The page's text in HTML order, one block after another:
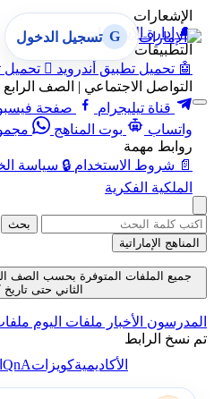
الإشعارات
🔔 إدارة الإشعارات
التطبيقات
🤖 تحميل تطبيق أندرويد  تحميل
التواصل الاجتماعي | الصف الرابع
قناة تيليجرام
صفحة
واتساب
بوت المناهج
روابط مهمة
📄 شروط الاستخدام 🔒 سياسة
الملكية الفكرية
G تسجيل الدخول
بحث
المناهج الإماراتية
جميع الملفات المتوفرة بحسب الصف
الثاني حتى تاريخ 07-08-2026
المدرسون الأخبار ملفات اليوم
تم نسخ الرابط
الأكاديميةكويزاتQnA